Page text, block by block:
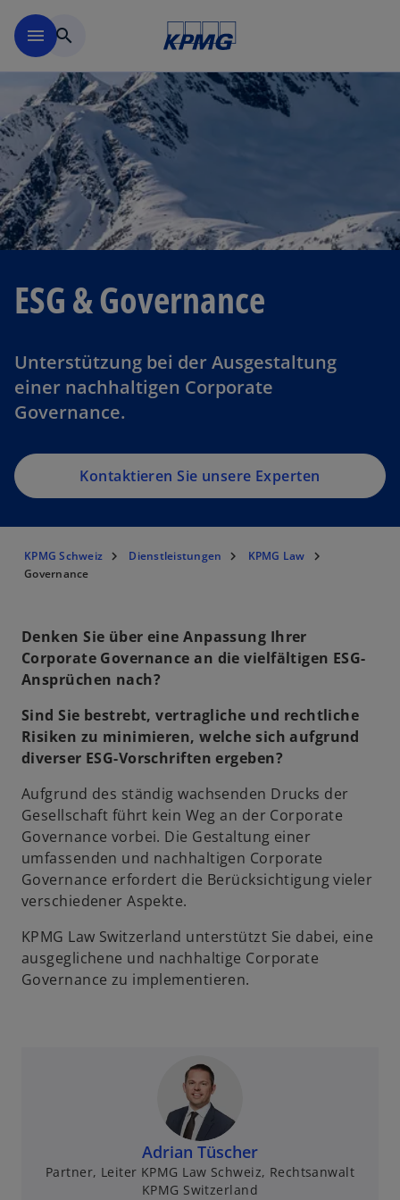
menu search
ESG & Governance
Unterstützung bei der Ausgestaltung
einer nachhaltigen Corporate
Governance.
Kontaktieren Sie unsere Experten
KPMG Schweiz Dienstleistungen
KPMG Law
Governance
Denken Sie über eine Anpassung Ihrer
Corporate Governance an die vielfältigen ESG-
Ansprüchen nach?
Sind Sie bestrebt, vertragliche und rechtliche
Risiken zu minimieren, welche sich aufgrund
diverser ESG-Vorschriften ergeben?
Aufgrund des ständig wachsenden Drucks der
Gesellschaft führt kein Weg an der Corporate
Governance vorbei. Die Gestaltung einer
umfassenden und nachhaltigen Corporate
Governance erfordert die Berücksichtigung vieler
verschiedener Aspekte.
KPMG Law Switzerland unterstützt Sie dabei, eine
ausgeglichene und nachhaltige Corporate
Governance zu implementieren.
Adrian Tüscher
Partner, Leiter KPMG Law Schweiz, Rechtsanwalt
KPMG Switzerland